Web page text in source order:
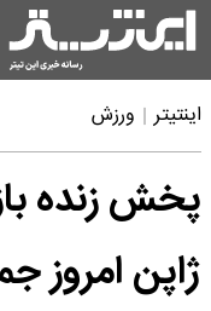
اینتیتر ورزش
پخش زنده
ژاپن امروز جمعه ۵